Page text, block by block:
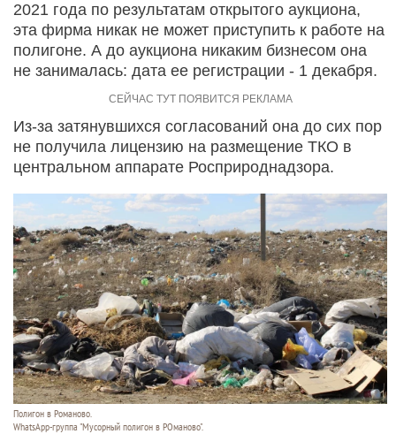
2021 года по результатам открытого аукциона,
эта фирма никак не может приступить к работе на
полигоне. А до аукциона никаким бизнесом она
не занималась: дата ее регистрации - 1 декабря.
Из-за затянувшихся согласований она до сих пор
не получила лицензию на размещение ТКО в
центральном аппарате Росприроднадзора.
Полигон в Романово.
WhatsApp-группа "Мусорный полигон в РОманово".